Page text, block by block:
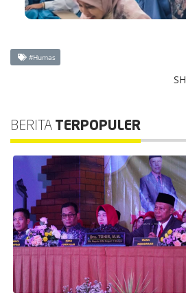
#Humas
BERITA TERPOPULER